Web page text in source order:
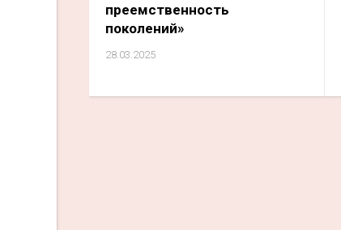
преемственность
поколений»
28.03.2025